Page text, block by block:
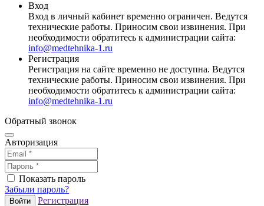
Вход
Вход в личный кабинет временно ограничен. Ведутся
технические работы. Приносим свои извинения. При
необходимости обратитесь к администрации сайта:
info@medtehnika-1.ru
Регистрация
Регистрация на сайте временно не доступна. Ведутся
технические работы. Приносим свои извинения. При
необходимости обратитесь к администрации сайта:
info@medtehnika-1.ru
Обратный звонок
Авторизация
Показать пароль
Забыли пароль?
Войти Регистрация